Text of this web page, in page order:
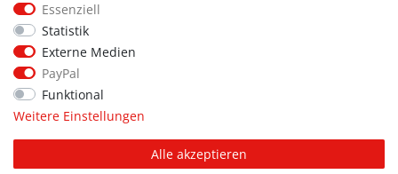
Informationen für Vereine
Informationen zur Beflockung
Newsletter-Anmeldung
© Copyright 2026 | Alle Rechte vorbehalten. Sport Hoffmann.
Unsere Shopmarken: PUMA, addidas, JAKO, erima.
Essenziell
Statistik
Externe Medien
PayPal
Funktional
Weitere Einstellungen
Alle akzeptieren